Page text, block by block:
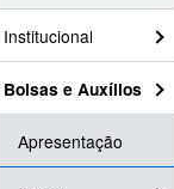
Institucional
Bolsas e Auxílios
Apresentação